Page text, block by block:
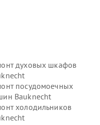
духовых шкафов
посудомоечных
Bauknecht
холодильников